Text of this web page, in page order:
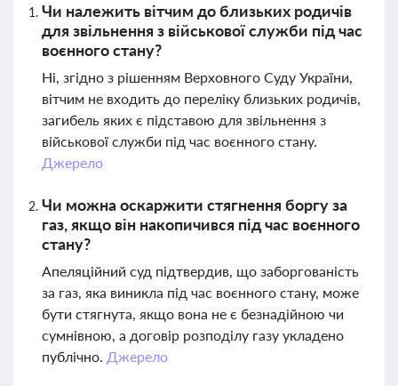
Чи належить вітчим до близьких родичів
для звільнення з військової служби під час
воєнного стану?
Ні, згідно з рішенням Верховного Суду України,
вітчим не входить до переліку близьких родичів,
загибель яких є підставою для звільнення з
військової служби під час воєнного стану.
Джерело
Чи можна оскаржити стягнення боргу за
газ, якщо він накопичився під час воєнного
стану?
Апеляційний суд підтвердив, що заборгованість
за газ, яка виникла під час воєнного стану, може
бути стягнута, якщо вона не є безнадійною чи
сумнівною, а договір розподілу газу укладено
публічно. Джерело